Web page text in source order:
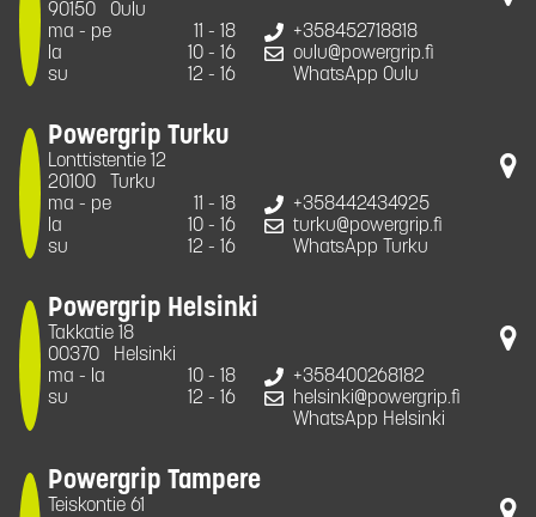
90150
Oulu
ma - pe
11 - 18
la
10 - 16
su
12 - 16
+358452718818
oulu@powergrip.fi
WhatsApp Oulu
Powergrip Turku
Lonttistentie 12
20100
Turku
ma - pe
11 - 18
la
10 - 16
su
12 - 16
+358442434925
turku@powergrip.fi
WhatsApp Turku
Powergrip Helsinki
Takkatie 18
00370
Helsinki
ma - la
10 - 18
su
12 - 16
+358400268182
helsinki@powergrip.fi
WhatsApp Helsinki
Powergrip Tampere
Teiskontie 61